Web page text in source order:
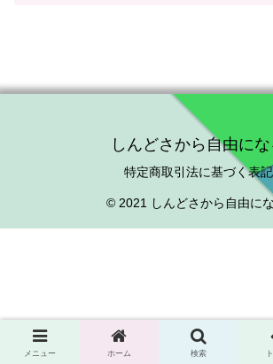
しんどさから自由にな
特定商取引法に基づく表記
© 2021 しんどさから自由にな
メニュー ホーム 検索